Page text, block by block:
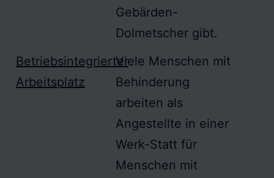
Gebärden-
Dolmetscher gibt.
Betriebsintegrierter
Arbeitsplatz
Viele Menschen mit
Behinderung
arbeiten als
Angestellte in einer
Werk-Statt für
Menschen mit